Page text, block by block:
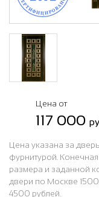
Цена от
117 000
Цена указана за
фурнитурой.
размера и заданной
двери по Москве 1500
4500 рублей.